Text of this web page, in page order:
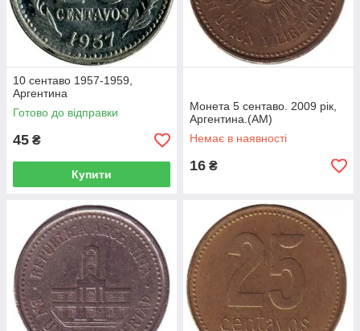
10 сентаво 1957-1959,
Аргентина
Готово до відправки
45 ₴
Купити
Монета 5 сентаво. 2009 рік,
Аргентина.(АМ)
Немає в наявності
16 ₴